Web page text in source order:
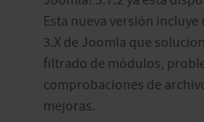
Esta nueva versión
3.X de Joomla que
filtrado de módulos,
comprobaciones de
mejoras.